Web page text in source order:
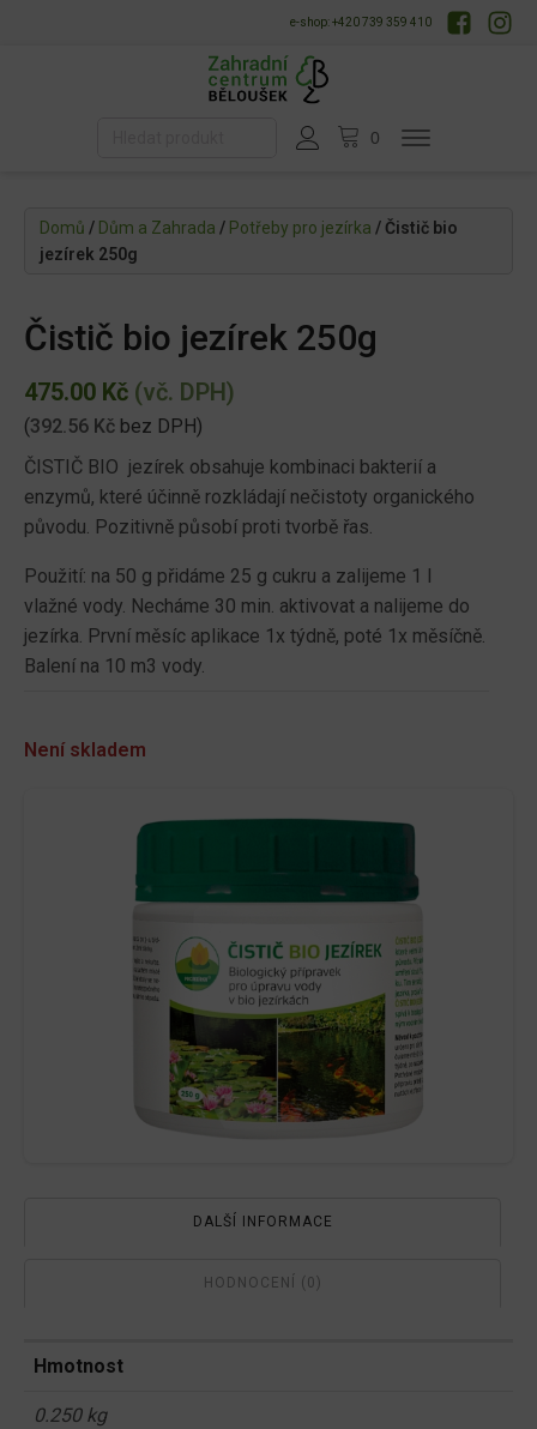
e-shop: +420 739 359 410
Domů / Dům a Zahrada / Potřeby pro jezírka / Čistič bio
jezírek 250g
Čistič bio jezírek 250g
475.00 Kč (vč. DPH)
(392.56 Kč bez DPH)
ČISTIČ BIO jezírek obsahuje kombinaci bakterií a
enzymů, které účinně rozkládají nečistoty organického
původu. Pozitivně působí proti tvorbě řas.
Použití: na 50 g přidáme 25 g cukru a zalijeme 1 l
vlažné vody. Necháme 30 min. aktivovat a nalijeme do
jezírka. První měsíc aplikace 1x týdně, poté 1x měsíčně.
Balení na 10 m3 vody.
Není skladem
DALŠÍ INFORMACE
HODNOCENÍ (0)
Hmotnost
0.250 kg